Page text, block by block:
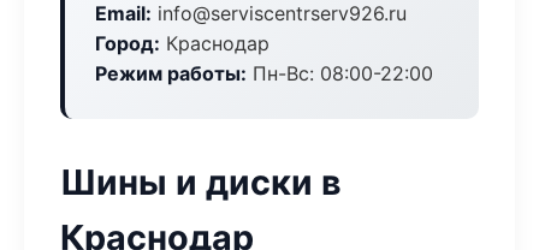
Email: info@serviscentrserv926.ru
Город: Краснодар
Режим работы: Пн-Вс: 08:00-22:00
Шины и диски в
Краснодар